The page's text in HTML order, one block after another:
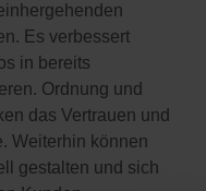
Es verbessert
in bereits
Ordnung und
das Vertrauen und
Weiterhin können
gestalten und sich